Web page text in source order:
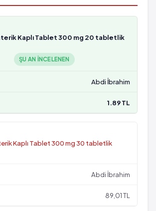
Kaplı Tablet 300 mg 20 tabletlik
ŞU AN INCELENEN
Abdi İbrahim
1.89 TL
Kaplı Tablet 300 mg 30 tabletlik
Abdi İbrahim
89,01 TL